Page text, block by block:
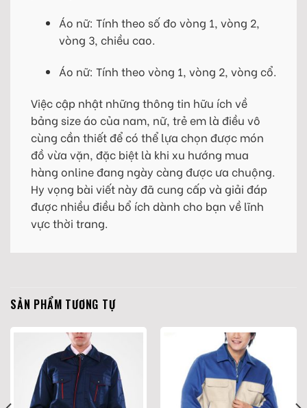
Áo nữ: Tính theo số đo vòng 1, vòng 2,
vòng 3, chiều cao.
Áo nữ: Tính theo vòng 1, vòng 2, vòng cổ.
Việc cập nhật những thông tin hữu ích về
bảng size áo của nam, nữ, trẻ em là điều vô
cùng cần thiết để có thể lựa chọn được món
đồ vừa vặn, đặc biệt là khi xu hướng mua
hàng online đang ngày càng được ưa chuộng.
Hy vọng bài viết này đã cung cấp và giải đáp
được nhiều điều bổ ích dành cho bạn về lĩnh
vực thời trang.
SẢN PHẨM TƯƠNG TỰ